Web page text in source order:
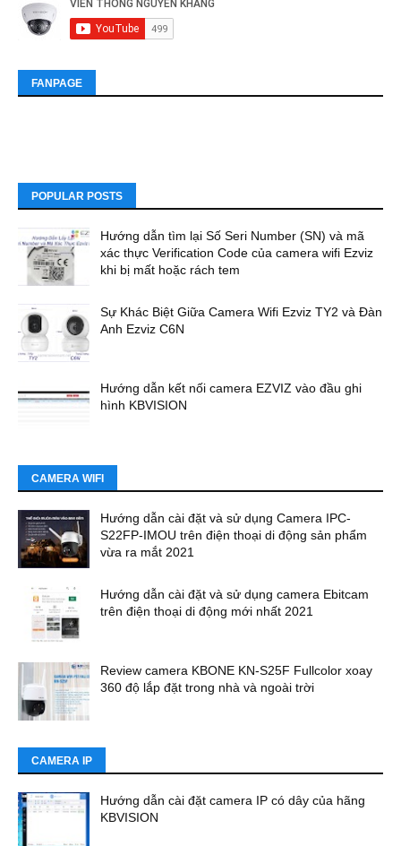
FANPAGE
POPULAR POSTS
Hướng dẫn tìm lại Số Seri Number (SN) và mã
xác thực Verification Code của camera wifi Ezviz
khi bị mất hoặc rách tem
Sự Khác Biệt Giữa Camera Wifi Ezviz TY2 và Đàn
Anh Ezviz C6N
Hướng dẫn kết nối camera EZVIZ vào đầu ghi
hình KBVISION
CAMERA WIFI
Hướng dẫn cài đặt và sử dụng Camera IPC-
S22FP-IMOU trên điện thoại di động sản phẩm
vừa ra mắt 2021
Hướng dẫn cài đặt và sử dụng camera Ebitcam
trên điện thoại di động mới nhất 2021
Review camera KBONE KN-S25F Fullcolor xoay
360 độ lắp đặt trong nhà và ngoài trời
CAMERA IP
Hướng dẫn cài đặt camera IP có dây của hãng
KBVISION